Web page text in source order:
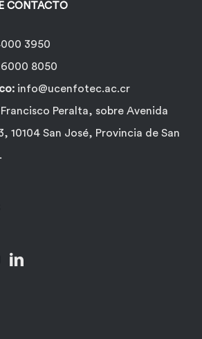
CONTACTO
3950
8050
info@ucenfotec.ac.cr
Peralta, sobre Avenida
10104 San José, Provincia de San